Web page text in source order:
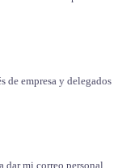
de empresa y delegados
dar mi correo personal